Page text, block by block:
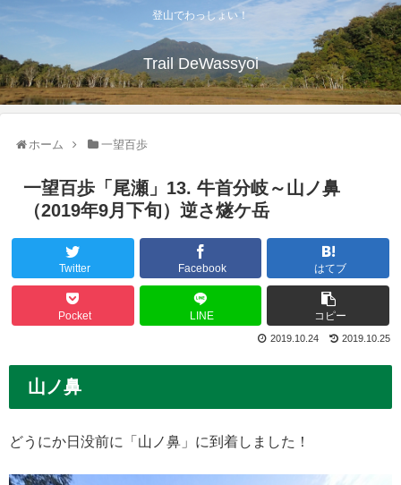
登山でわっしょい！
Trail DeWassyoi
ホーム 一望百歩
一望百歩「尾瀬」13. 牛首分岐～山ノ鼻
（2019年9月下旬）逆さ燧ケ岳
Twitter Facebook はてブ
Pocket LINE コピー
2019.10.25
2019.10.24
山ノ鼻
どうにか日没前に「山ノ鼻」に到着しました！